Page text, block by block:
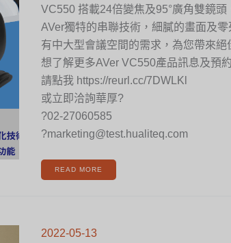
VC550 搭載24倍變焦及95°廣角雙鏡頭
AVer獨特的串聯技術，細膩的畫面及
有中大型會議空間的需求，為您帶來絕
想了解更多AVer VC550產品訊息及預
請點我 https://reurl.cc/7DWLKl
或立即洽詢華厚?
?02-27060585
?marketing@test.hualiteq.com
READ MORE
2022-05-13
聞]
老